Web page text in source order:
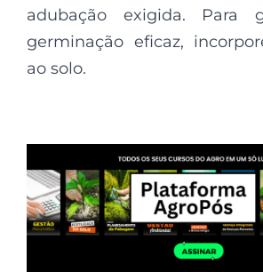
adubação exigida. Para
germinação eficaz,
ao solo.